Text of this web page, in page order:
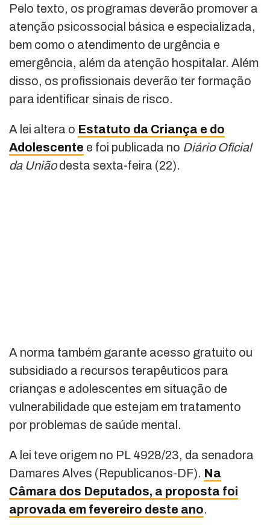
Pelo texto, os programas deverão promover a
atenção psicossocial básica e especializada,
bem como o atendimento de urgência e
emergência, além da atenção hospitalar. Além
disso, os profissionais deverão ter formação
para identificar sinais de risco.
A lei altera o Estatuto da Criança e do
Adolescente e foi publicada no Diário Oficial
da Uniãodesta sexta-feira (22).
A norma também garante acesso gratuito ou
subsidiado a recursos terapêuticos para
crianças e adolescentes em situação de
vulnerabilidade que estejam em tratamento
por problemas de saúde mental.
A lei teve origem no PL 4928/23, da senadora
Damares Alves (Republicanos-DF). Na
Câmara dos Deputados, a proposta foi
aprovada em fevereiro deste ano.